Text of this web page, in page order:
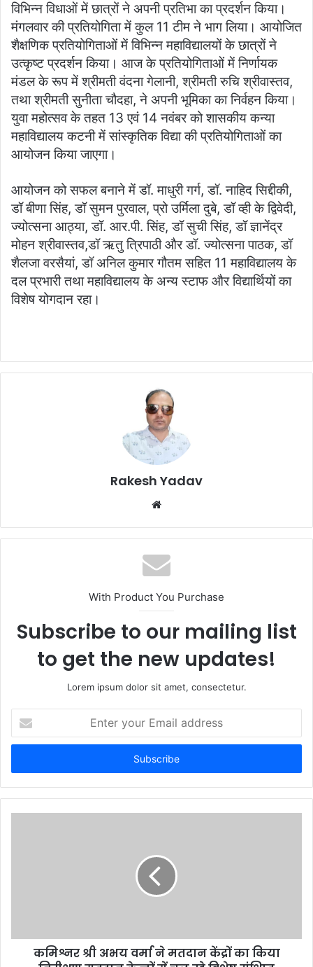
विभिन्न विधाओं में छात्रों ने अपनी प्रतिभा का प्रदर्शन किया।
मंगलवार की प्रतियोगिता में कुल 11 टीम ने भाग लिया। आयोजित
शैक्षणिक प्रतियोगिताओं में विभिन्न महाविद्यालयों के छात्रों ने
उत्कृष्ट प्रदर्शन किया। आज के प्रतियोगिताओं में निर्णायक
मंडल के रूप में श्रीमती वंदना गेलानी, श्रीमती रुचि श्रीवास्तव,
तथा श्रीमती सुनीता चौदहा, ने अपनी भूमिका का निर्वहन किया।
युवा महोत्सव के तहत 13 एवं 14 नवंबर को शासकीय कन्या
महाविद्यालय कटनी में सांस्कृतिक विद्या की प्रतियोगिताओं का
आयोजन किया जाएगा।
आयोजन को सफल बनाने में डॉ. माधुरी गर्ग, डॉ. नाहिद सिद्दीकी,
डॉ बीणा सिंह, डॉ सुमन पुरवाल, प्रो उर्मिला दुबे, डॉ व्ही के द्विवेदी,
ज्योत्सना आठ्या, डॉ. आर.पी. सिंह, डॉ सुची सिंह, डॉ ज्ञानेंद्र
मोहन श्रीवास्तव,डॉ ऋतु त्रिपाठी और डॉ. ज्योत्सना पाठक, डॉ
शैलजा वरसैयां, डॉ अनिल कुमार गौतम सहित 11 महाविद्यालय के
दल प्रभारी तथा महाविद्यालय के अन्य स्टाफ और विद्यार्थियों का
विशेष योगदान रहा।
Rakesh Yadav
b
s
i
e
With Product You Purchase
Subscribe to our mailing list
to get the new updates!
Lorem ipsum dolor sit amet, consectetur.
t
r
y
कमिश्नर श्री अभय वर्मा ने मतदान केंद्रों का किया